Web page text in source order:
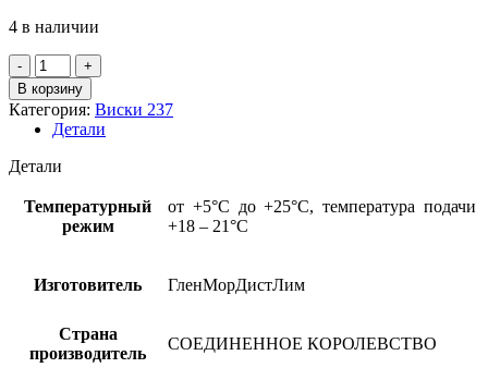
4 в наличии
Количество
товара
Виски
о/
солод.
"Глен
Сингл
Молт
Оур
СК
В корзину
Категория: Виски 237
Детали
Детали
Температурный
режим
от +5°С до +25°С, температура подачи
+18 – 21°С
Изготовитель ГленМорДистЛим
Страна
производитель
СОЕДИНЕННОЕ КОРОЛЕВСТВО